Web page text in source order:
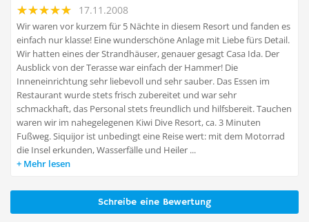
17.11.2008
Wir waren vor kurzem für 5 Nächte in diesem Resort und fanden es
einfach nur klasse! Eine wunderschöne Anlage mit Liebe fürs Detail.
Wir hatten eines der Strandhäuser, genauer gesagt Casa Ida. Der
Ausblick von der Terasse war einfach der Hammer! Die
Inneneinrichtung sehr liebevoll und sehr sauber. Das Essen im
Restaurant wurde stets frisch zubereitet und war sehr
schmackhaft, das Personal stets freundlich und hilfsbereit. Tauchen
waren wir im nahegelegenen Kiwi Dive Resort, ca. 3 Minuten
Fußweg. Siquijor ist unbedingt eine Reise wert: mit dem Motorrad
die Insel erkunden, Wasserfälle und Heiler ...
Mehr lesen
Schreibe eine Bewertung